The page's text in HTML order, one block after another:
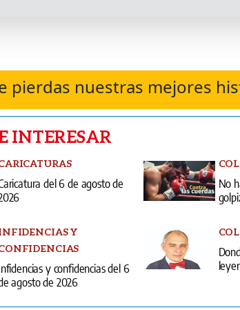
pierdas nuestras mejores
INTERESAR
del 6 de agosto de
No
Y
y confidencias del 6
agosto de 2026